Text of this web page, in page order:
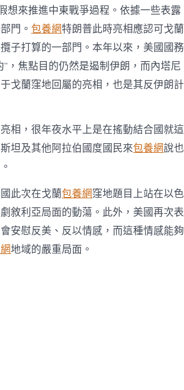
想來推進中東戰爭過程。依據一些表露
門。 包養網特朗普此時亮相應認可戈蘭
子打算的一部門。本年以來，美國國務
，焦點目的仍然是遏制伊朗，而內塔尼
戈蘭窪地回屬的亮相，也是其反伊朗計
相，很年夜水平上是在搖動結合國就這
坦及其他阿拉伯國度國民來包養網說也
此次在戈蘭包養網窪地題目上站在以色
敘利亞局面的動蕩。此外，美國再次表
安慰反美、反以情感，而這種情感能夠
地域的嚴重局面。